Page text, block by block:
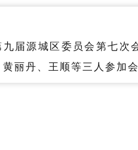
届源城区委员会第七次
丽丹、王顺等三人参加会